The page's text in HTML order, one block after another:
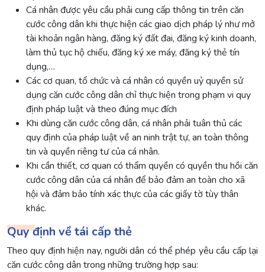
Cá nhân được yêu cầu phải cung cấp thông tin trên căn
cước công dân khi thực hiện các giao dịch pháp lý như mở
tài khoản ngân hàng, đăng ký đất đai, đăng ký kinh doanh,
làm thủ tục hộ chiếu, đăng ký xe máy, đăng ký thẻ tín
dụng,…
Các cơ quan, tổ chức và cá nhân có quyền uỷ quyền sử
dụng căn cước công dân chỉ thực hiện trong phạm vi quy
định pháp luật và theo đúng mục đích
Khi dùng căn cước công dân, cá nhân phải tuân thủ các
quy định của pháp luật về an ninh trật tự, an toàn thông
tin và quyền riêng tư của cá nhân.
Khi cần thiết, cơ quan có thẩm quyền có quyền thu hồi căn
cước công dân của cá nhân để bảo đảm an toàn cho xã
hội và đảm bảo tính xác thực của các giấy tờ tùy thân
khác.
Quy định về tái cấp thẻ
Theo quy định hiện nay, người dân có thể phép yêu cầu cấp lại
căn cước công dân trong những trường hợp sau: